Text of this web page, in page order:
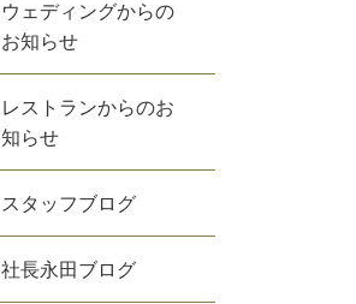
ウェディングからの
お知らせ
レストランからのお
知らせ
スタッフブログ
社長永田ブログ